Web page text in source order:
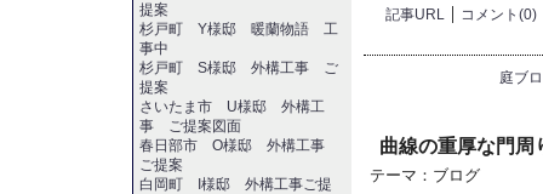
記事URL コメント(0)
庭ブ
曲線の重厚な門周
テーマ： ブログ
提案
杉戸町 Y様邸 暖蘭物語 工
事中
杉戸町 S様邸 外構工事 ご
提案
さいたま市 U様邸 外構工
事 ご提案図面
春日部市 O様邸 外構工事
ご提案
白岡町 I様邸 外構工事ご提